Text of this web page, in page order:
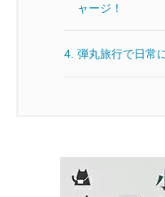
ャージ！
4.弾丸旅行で日常